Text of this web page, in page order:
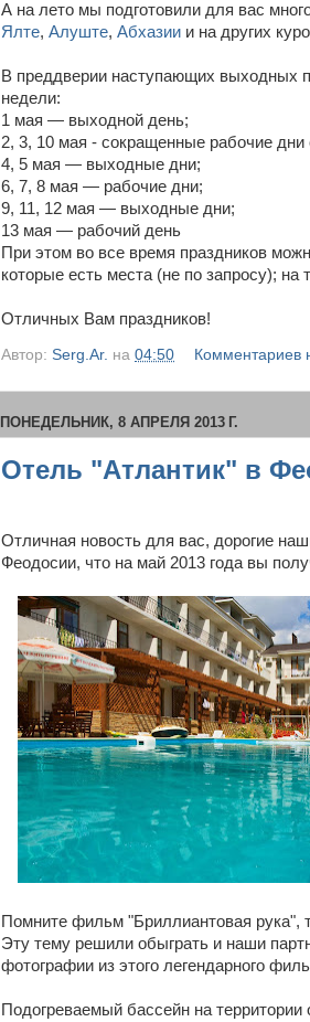
А на лето мы подготовили для вас
Ялте, Алуште, Абхазии и на других
В преддверии наступающих выходных
недели:
1 мая — выходной день;
2, 3, 10 мая - сокращенные рабочие дни
4, 5 мая — выходные дни;
6, 7, 8 мая — рабочие дни;
9, 11, 12 мая — выходные дни;
13 мая — рабочий день
При этом во все время праздников
которые есть места (не по запросу);
Отличных Вам праздников!
Автор: Serg.Ar. на 04:50 Комментариев
ПОНЕДЕЛЬНИК, 8 АПРЕЛЯ 2013 Г.
Отель "Атлантик" в
Отличная новость для вас, дорогие
Феодосии, что на май 2013 года вы
Помните фильм "Бриллиантовая рука",
Эту тему решили обыграть и наши
фотографии из этого легендарного
Подогреваемый бассейн на